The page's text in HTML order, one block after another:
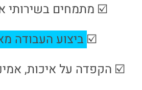
☑️ מתמחים בשירותי
☑️ ביצוע העבודה
☑️ הקפדה על איכות,